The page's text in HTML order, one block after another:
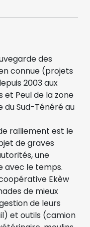
des
connue (projets
2003 aux
et Peul de la zone
du Sud-Ténéré au
ralliement est le
de graves
une
avec le temps.
Ekèw
de mieux
de leurs
et outils (camion